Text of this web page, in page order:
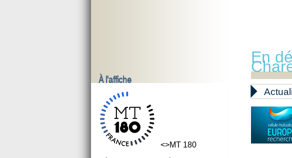
À l'affiche
<>MT 180
En
